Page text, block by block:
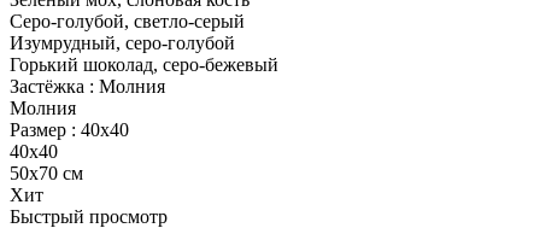
Серо-голубой, светло-серый
Изумрудный, серо-голубой
Горький шоколад, серо-бежевый
Застёжка : Молния
Молния
Размер : 40x40
40x40
50х70 см
Хит
Быстрый просмотр